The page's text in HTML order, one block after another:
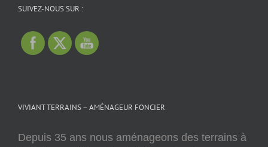
SUIVEZ-NOUS SUR :
VIVIANT TERRAINS – AMÉNAGEUR FONCIER
Depuis 35 ans nous aménageons des terrains à